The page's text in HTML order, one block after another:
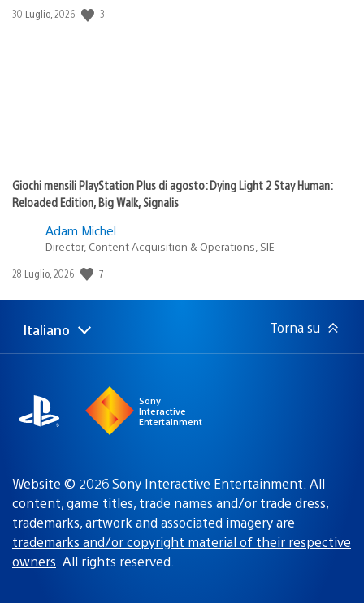
Data
30 Luglio, 2026 3
Giochi mensili PlayStation Plus di agosto: Dying Light 2 Stay Human:
Reloaded Edition, Big Walk, Signalis
Adam Michel
Director, Content Acquisition & Operations, SIE
Data
pubblicazione:
28 Luglio, 2026 7
Seleziona
una
Regione
attuale:
Italiano Torna su
Sony
Interactive
Entertainment
Website © 2026 Sony Interactive Entertainment. All
content, game titles, trade names and/or trade dress,
trademarks, artwork and associated imagery are
trademarks and/or copyright material of their respective
owners. All rights reserved.